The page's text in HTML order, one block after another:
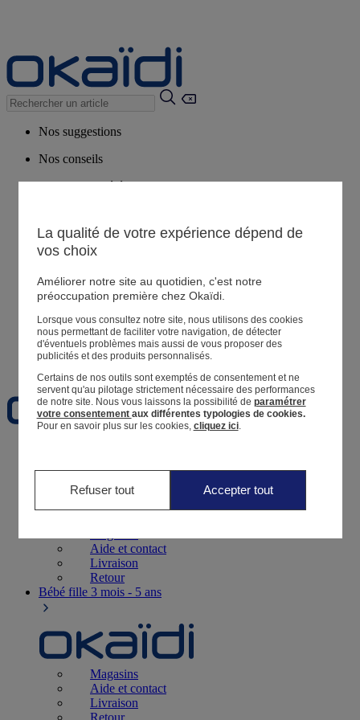
Nos suggestions
Nos conseils
Produits suggérés
Magasin
Mes informations
Suivre une commande
Panier
Favoris
Aide et contact
Livraison
Retour
Bébé fille 3 mois - 5 ans
Magasins
Aide et contact
Livraison
Retour
La qualité de votre expérience dépend de
vos choix
Améliorer notre site au quotidien, c'est notre
préoccupation première chez Okaïdi.
Lorsque vous consultez notre site, nous utilisons des cookies
nous permettant de faciliter votre navigation, de détecter
d'éventuels problèmes mais aussi de vous proposer des
publicités et des produits personnalisés.
Certains de nos outils sont exemptés de consentement et ne
servent qu'au pilotage strictement nécessaire des performances
de notre site. Nous vous laissons la possibilité de paramétrer
votre consentement aux différentes typologies de cookies.
Pour en savoir plus sur les cookies, cliquez ici.
Refuser tout Accepter tout